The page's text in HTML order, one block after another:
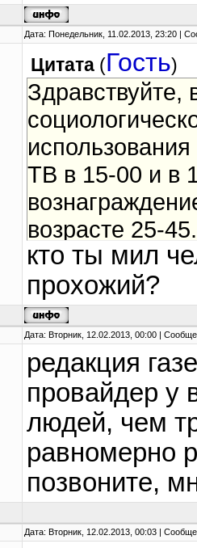
Дата: Понедельник, 11.02.2013, 23:20 |
Цитата (Гость)
Здравствуйте,
ТВ в 15-00 и в
возрасте 25-
Подробная
мнение.
кто ты мил
прохожий?
Дата: Вторник, 12.02.2013, 00:00 |
редакция
провайдер у
людей, чем
равномерно
позвоните,
Дата: Вторник, 12.02.2013, 00:03 |